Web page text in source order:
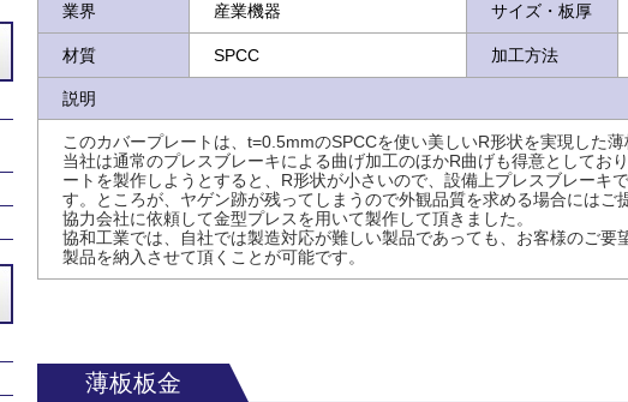
業界 産業機器
材質 SPCC
サイズ・板厚
加工方法
説明
このカバープレートは、t=0.5mmのSPCCを使い美しいR形状を実現した薄
当社は通常のプレスブレーキによる曲げ加工のほかR曲げも得意としてお
ートを製作しようとすると、R形状が小さいので、設備上プレスブレーキ
す。ところが、ヤゲン跡が残ってしまうので外観品質を求める場合にはご
協力会社に依頼して金型プレスを用いて製作して頂きました。
協和工業では、自社では製造対応が難しい製品であっても、お客様のご要
製品を納入させて頂くことが可能です。
薄板板金